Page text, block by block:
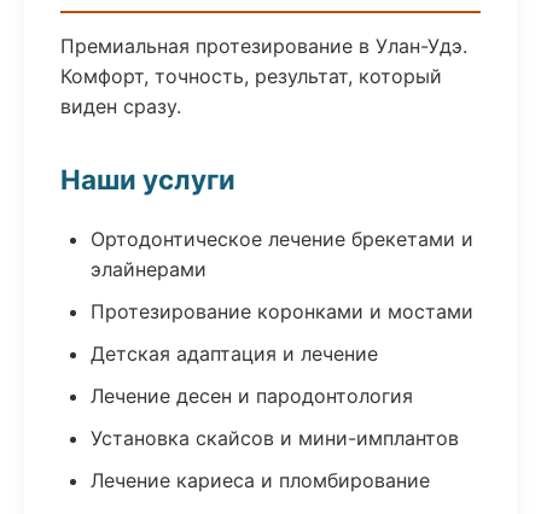
Премиальная протезирование в Улан-Удэ.
Комфорт, точность, результат, который
виден сразу.
Наши услуги
Ортодонтическое лечение брекетами и
элайнерами
Протезирование коронками и мостами
Детская адаптация и лечение
Лечение десен и пародонтология
Установка скайсов и мини-имплантов
Лечение кариеса и пломбирование